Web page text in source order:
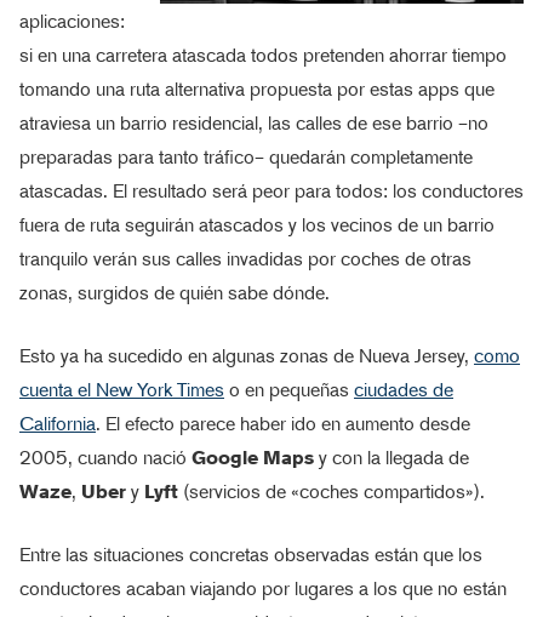
aplicaciones:
si en una carretera atascada todos pretenden ahorrar tiempo
tomando una ruta alternativa propuesta por estas apps que
atraviesa un barrio residencial, las calles de ese barrio –no
preparadas para tanto tráfico– quedarán completamente
atascadas. El resultado será peor para todos: los conductores
fuera de ruta seguirán atascados y los vecinos de un barrio
tranquilo verán sus calles invadidas por coches de otras
zonas, surgidos de quién sabe dónde.
Esto ya ha sucedido en algunas zonas de Nueva Jersey, como
cuenta el New York Times o en pequeñas ciudades de
California. El efecto parece haber ido en aumento desde
2005, cuando nació Google Maps y con la llegada de
Waze, Uber y Lyft (servicios de «coches compartidos»).
Entre las situaciones concretas observadas están que los
conductores acaban viajando por lugares a los que no están